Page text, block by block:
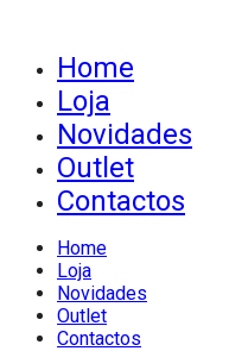
Home
Loja
Novidades
Outlet
Contactos
Home
Loja
Novidades
Outlet
Contactos